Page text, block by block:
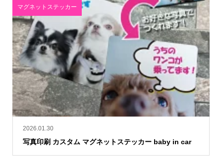
2026.01.30
写真印刷 カスタム マグネットステッカー baby in car
マグネットステッカー